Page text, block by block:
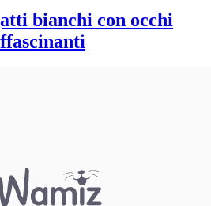
bianchi con occhi